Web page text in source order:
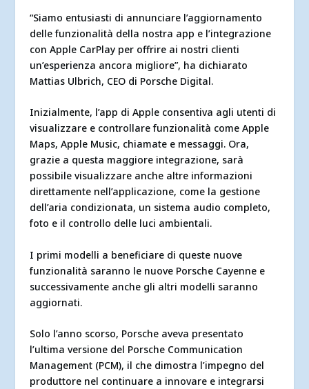
“Siamo entusiasti di annunciare l’aggiornamento
delle funzionalità della nostra app e l’integrazione
con Apple CarPlay per offrire ai nostri clienti
un’esperienza ancora migliore”, ha dichiarato
Mattias Ulbrich, CEO di Porsche Digital.
Inizialmente, l’app di Apple consentiva agli utenti di
visualizzare e controllare funzionalità come Apple
Maps, Apple Music, chiamate e messaggi. Ora,
grazie a questa maggiore integrazione, sarà
possibile visualizzare anche altre informazioni
direttamente nell’applicazione, come la gestione
dell’aria condizionata, un sistema audio completo,
foto e il controllo delle luci ambientali.
I primi modelli a beneficiare di queste nuove
funzionalità saranno le nuove Porsche Cayenne e
successivamente anche gli altri modelli saranno
aggiornati.
Solo l’anno scorso, Porsche aveva presentato
l’ultima versione del Porsche Communication
Management (PCM), il che dimostra l’impegno del
produttore nel continuare a innovare e integrarsi